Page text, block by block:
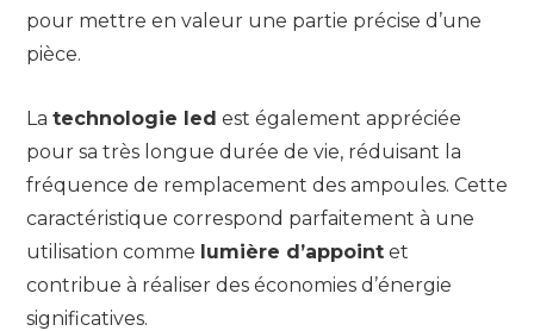
pour mettre en valeur une partie précise d’une
pièce.
La technologie led est également appréciée
pour sa très longue durée de vie, réduisant la
fréquence de remplacement des ampoules. Cette
caractéristique correspond parfaitement à une
utilisation comme lumière d’appoint et
contribue à réaliser des économies d’énergie
significatives.